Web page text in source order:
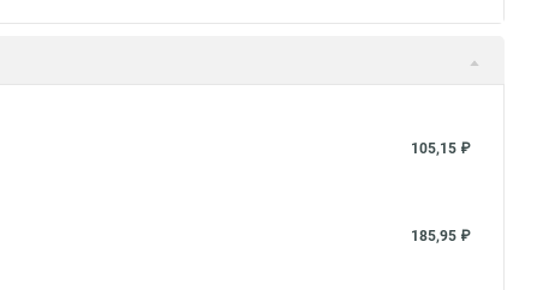
105,15 ₽
185,95 ₽